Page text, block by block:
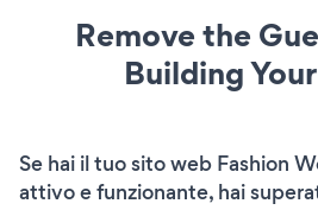
Remove the
Building
Se hai il tuo sito web Fashion
attivo e funzionante, hai